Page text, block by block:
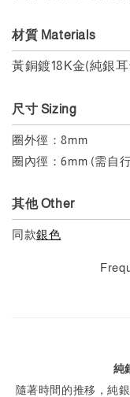
材質 Materials
黃銅鍍18K金(純銀
尺寸 Sizing
圈外徑：8mm
圈內徑：6mm (需自
其他 Other
同款銀色
純
隨著時間的推移，純